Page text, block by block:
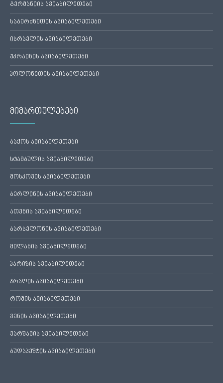
გერმანიის ავიაბილეთები
საბერძნეთის ავიაბილეთები
ისრაელის ავიაბილეთები
უკრაინის ავიაბილეთები
პოლონეთის ავიაბილეთები
მიმართულებები
ბაქოს ავიაბილეთები
სტამბულის ავიაბილეთები
მოსკოვის ავიაბილეთები
ბერლინის ავიაბილეთები
ათენის ავიაბილეთები
ბარსელონის ავიაბილეთები
მილანის ავიაბილეთები
პარიზის ავიაბილეთები
პრაღის ავიაბილეთები
რომის ავიაბილეთები
ვენის ავიაბილეთები
ვარშავის ავიაბილეთები
ბუდაპეშტის ავიაბილეთები